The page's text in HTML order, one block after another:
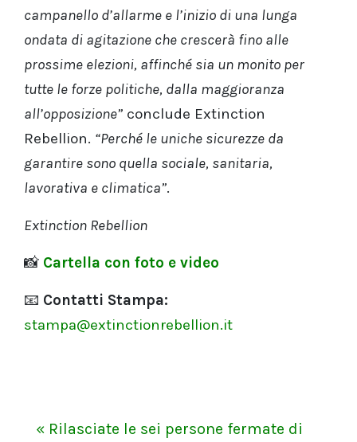
campanello d’allarme e l’inizio di una lunga
ondata di agitazione che crescerà fino alle
prossime elezioni, affinché sia un monito per
tutte le forze politiche, dalla maggioranza
all’opposizione” conclude Extinction
Rebellion. “Perché le uniche sicurezze da
garantire sono quella sociale, sanitaria,
lavorativa e climatica”.
Extinction Rebellion
📸 Cartella con foto e video
📧 Contatti Stampa:
stampa@extinctionrebellion.it
« Rilasciate le sei persone fermate di